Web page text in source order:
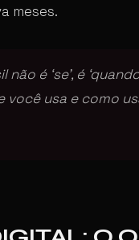
meses.
não é ‘se’, é
você usa e como